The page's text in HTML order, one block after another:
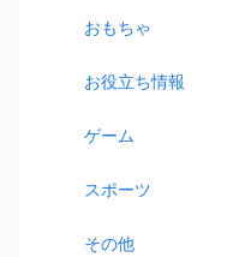
おもちゃ
お役立ち情報
ゲーム
スポーツ
その他